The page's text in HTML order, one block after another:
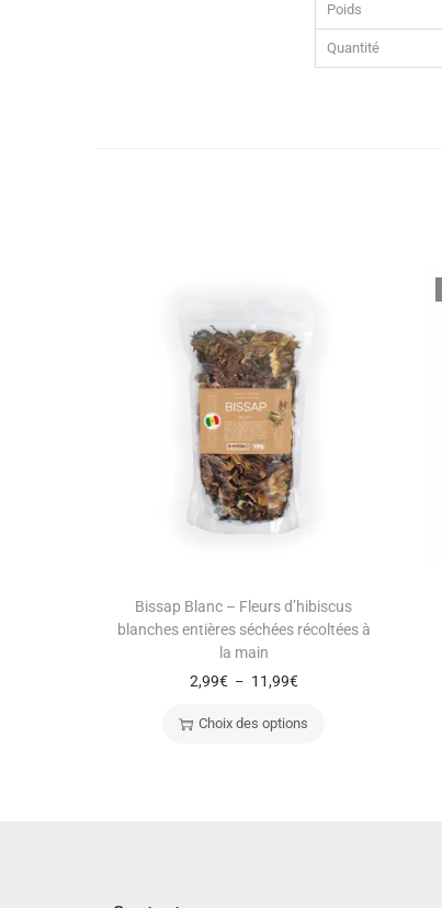
Poids
Quantité
Bissap Blanc – Fleurs d’hibiscus
blanches entières séchées récoltées à
la main
2,99€ – 11,99€
Choix des options